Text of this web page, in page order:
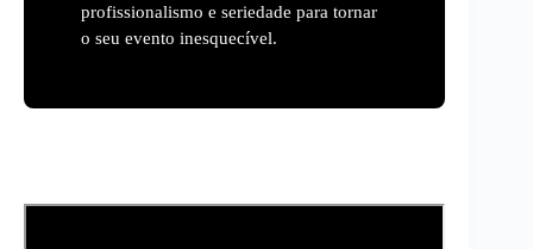
profissionalismo e seriedade para tornar
o seu evento inesquecível.